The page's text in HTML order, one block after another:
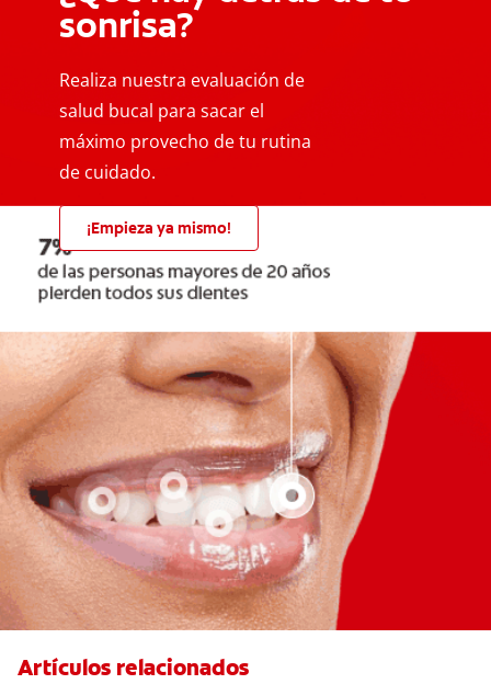
sonrisa?
Realiza nuestra evaluación de
salud bucal para sacar el
máximo provecho de tu rutina
de cuidado.
¡Empieza ya mismo!
Artículos relacionados